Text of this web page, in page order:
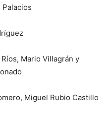
Palacios
Mario Villagrán y
Miguel Rubio Castillo